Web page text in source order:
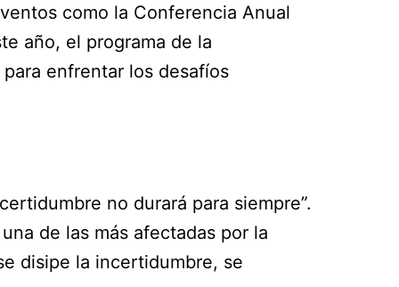
como la Conferencia Anual
año, el programa de la
enfrentar los desafíos
no durará para siempre”.
de las más afectadas por la
disipe la incertidumbre, se